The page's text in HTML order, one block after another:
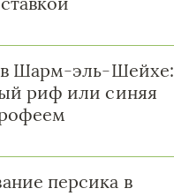
в Шарм-эль-Шейхе:
риф или синяя
персика в